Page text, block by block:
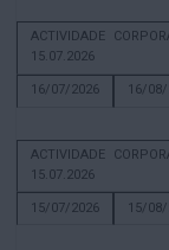
ACTIVIDADE
15.07.2026
16/07/2026
16/
ACTIVIDADE
15.07.2026
15/07/2026
15/